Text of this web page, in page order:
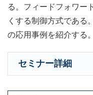
る。フィードフォワー
くする制御方式である
の応用事例を紹介する。
セミナー詳細